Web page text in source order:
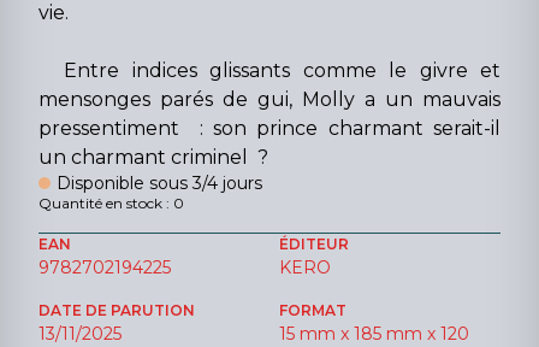
vie.
Entre indices glissants comme le givre et
mensonges parés de gui, Molly a un mauvais
pressentiment : son prince charmant serait-il
un charmant criminel ?
Disponible sous 3/4 jours
Quantité en stock : 0
EAN
9782702194225
ÉDITEUR
KERO
DATE DE PARUTION
13/11/2025
FORMAT
15 mm x 185 mm x 120